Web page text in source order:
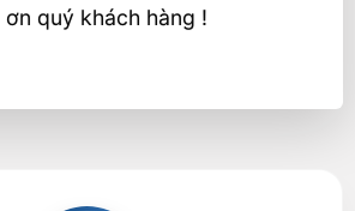
quý khách hàng !